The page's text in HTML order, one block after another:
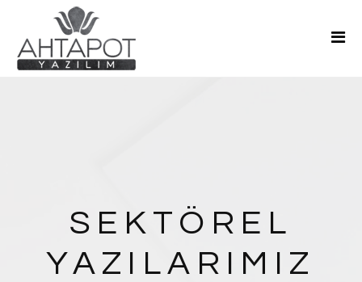
Ana Sayfa
Hakkımızda
SEKTÖREL
YAZILARIMIZ